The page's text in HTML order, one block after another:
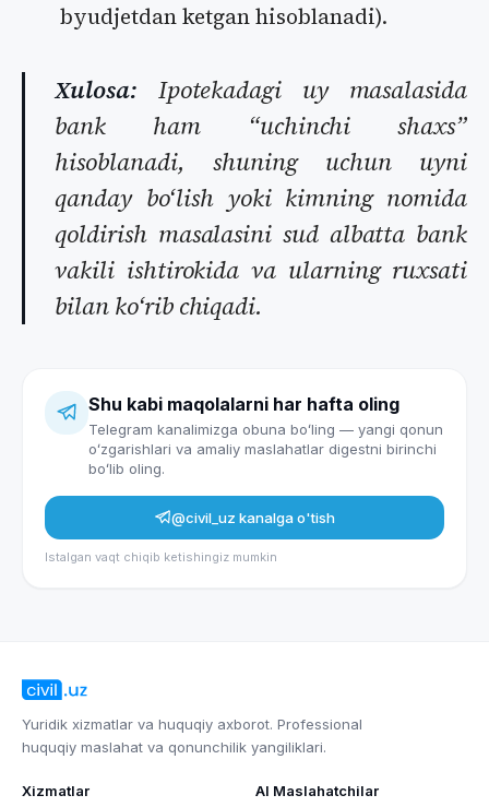
byudjetdan ketgan hisoblanadi).
Xulosa: Ipotekadagi uy masalasida
bank ham “uchinchi shaxs”
hisoblanadi, shuning uchun uyni
qanday boʻlish yoki kimning nomida
qoldirish masalasini sud albatta bank
vakili ishtirokida va ularning ruxsati
bilan koʻrib chiqadi.
Shu kabi maqolalarni har hafta oling
Telegram kanalimizga obuna boʻling — yangi qonun
oʻzgarishlari va amaliy maslahatlar digestni birinchi
boʻlib oling.
@civil_uz kanalga o'tish
Istalgan vaqt chiqib ketishingiz mumkin
Yuridik xizmatlar va huquqiy axborot. Professional
huquqiy maslahat va qonunchilik yangiliklari.
Xizmatlar AI Maslahatchilar